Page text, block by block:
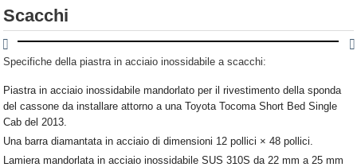
Scacchi
Specifiche della piastra in acciaio inossidabile a scacchi:
Piastra in acciaio inossidabile mandorlato per il rivestimento della sponda
del cassone da installare attorno a una Toyota Tocoma Short Bed Single
Cab del 2013.
Una barra diamantata in acciaio di dimensioni 12 pollici × 48 pollici.
Lamiera mandorlata in acciaio inossidabile SUS 310S da 22 mm a 25 mm